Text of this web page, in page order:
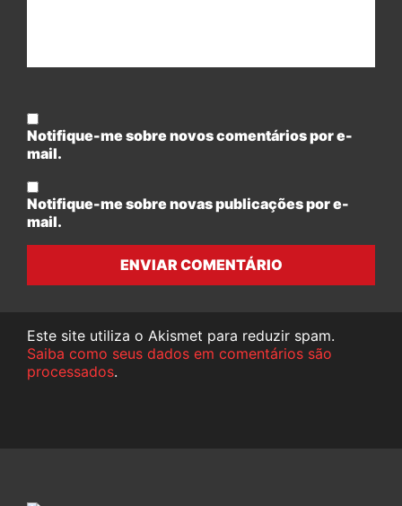
Notifique-me sobre novos comentários por e-
mail.
Notifique-me sobre novas publicações por e-
mail.
ENVIAR COMENTÁRIO
Este site utiliza o Akismet para reduzir spam.
Saiba como seus dados em comentários são
processados.